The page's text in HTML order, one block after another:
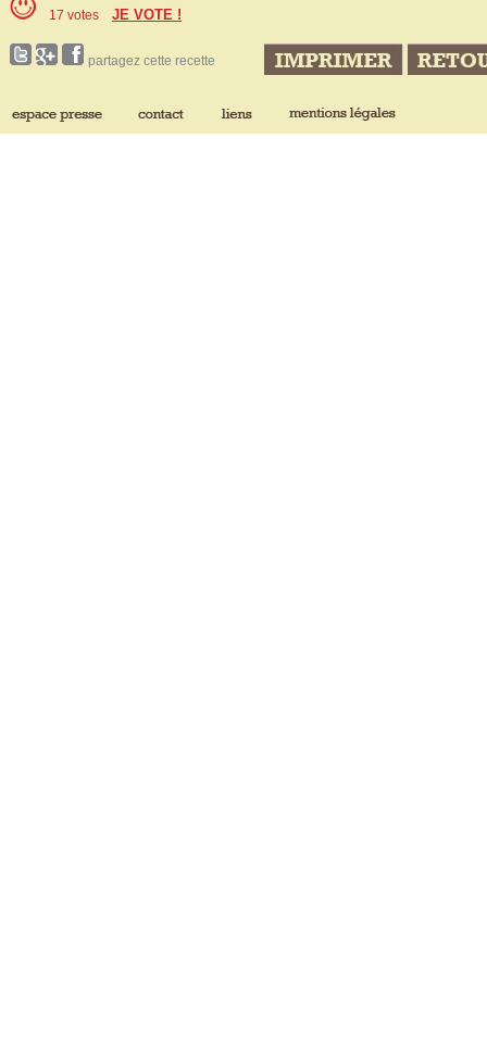
17 votes JE VOTE !
partagez cette recette